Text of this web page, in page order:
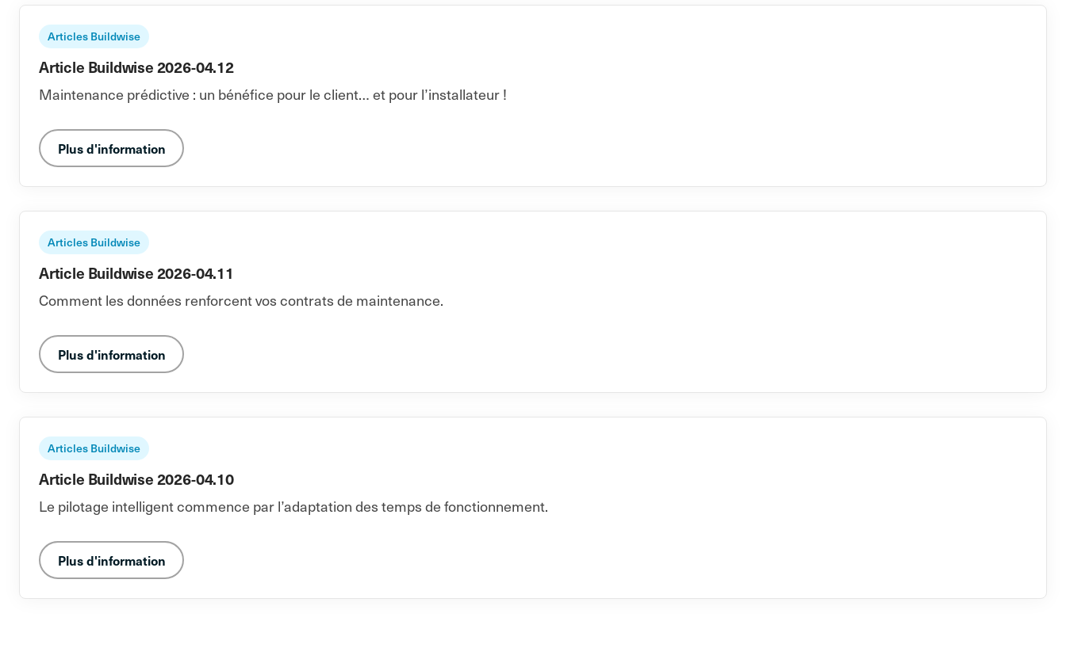
Articles Buildwise
Article Buildwise 2026-04.12
Maintenance prédictive : un bénéfice pour le client… et pour l’installateur !
Plus d'information
Articles Buildwise
Article Buildwise 2026-04.11
Comment les données renforcent vos contrats de maintenance.
Plus d'information
Articles Buildwise
Article Buildwise 2026-04.10
Le pilotage intelligent commence par l’adaptation des temps de fonctionnement.
Plus d'information